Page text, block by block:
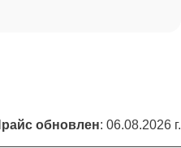
обновлен: 06.08.2026 г.